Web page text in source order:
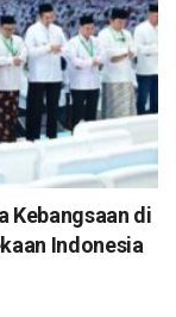
Kebangsaan di
Indonesia